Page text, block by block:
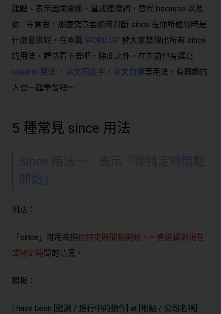
起點、表示因果關係、當成連接詞、替代 because 以及
從….等意思，那麼究竟要如何判斷 since 在你所碰到時是
什麼意思呢，在本篇 WORD UP 替大家整理出所有 since
的用法，趕快看下去吧，除此之外，在先前也有撰寫
used to 用法 、 英文同義字 、 英文自傳等用法，有興趣的
人也一起學習吧～
5 種常見 since 用法
Since 用法一：表示『從特定時間點
開始』
用法：
「since」可用來指從特定時間點開始，一直延續到現在
或特定時間 的情況。
模板：
I have been [動詞 / 進行中的動作] at [地點 / 公司名稱]